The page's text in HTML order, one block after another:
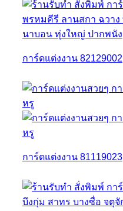
การ์ดแต่งงาน 82129002
การ์ดแต่งงาน 81119023